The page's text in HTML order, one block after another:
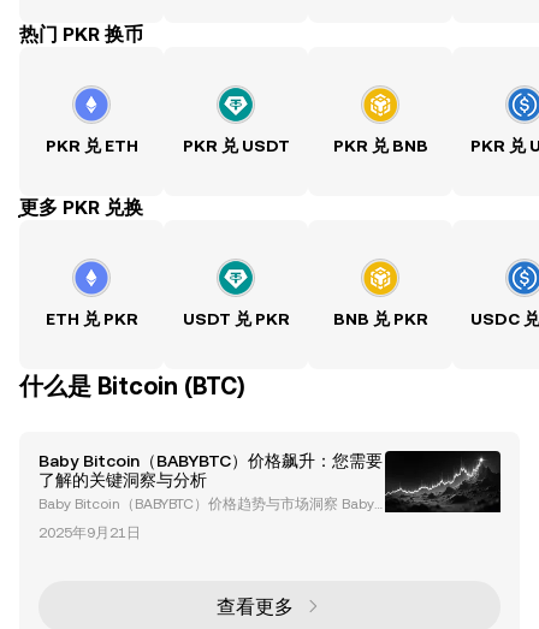
热门 PKR 换币
PKR 兑 ETH PKR 兑 USDT PKR 兑 BNB PKR 兑
ִִִִִִִִִִִִִִִִִִִִִִִִִִִִִִִִִִִִִִִִִִִִִִִִ更多 PKR 兑换
ETH 兑 PKR USDT 兑 PKR BNB 兑 PKR USDC
什么是 Bitcoin (BTC)
Baby Bitcoin（BABYBTC）价格飙升：您需要
了解的关键洞察与分析
Baby Bitcoin（BABYBTC）价格趋势与市场洞察 Baby
Bitcoin（BABYBTC）最近在加密货币市场上获得了显
著关注，其价格出现了惊人的飙升，同时吸引了越来越
供全面分析。 最近的价格飙升与交易量 关键亮点： 价
格飙升 ：BABYBTC在过去24小时内价格上涨了10
2025年9月21日
查看更多